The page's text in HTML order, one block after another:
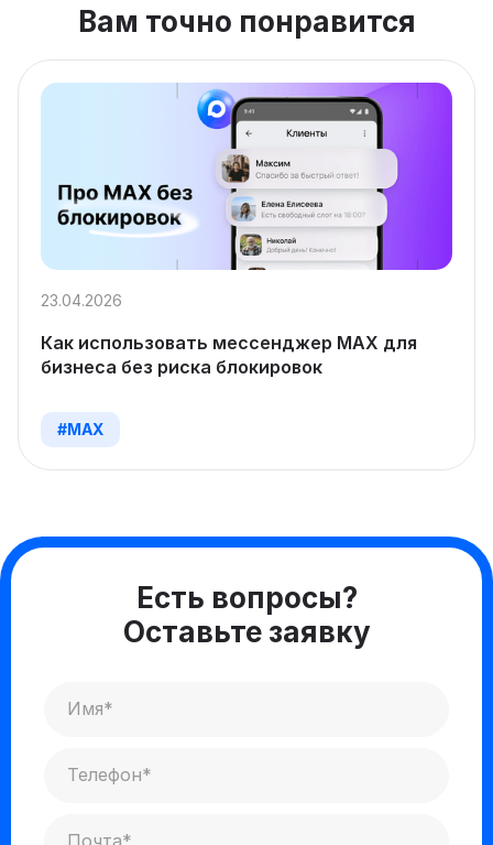
Вам точно понравится
#MAX
23.04.2026
Как использовать мессенджер MAX для
бизнеса без риска блокировок
Есть вопросы?
Оставьте заявку